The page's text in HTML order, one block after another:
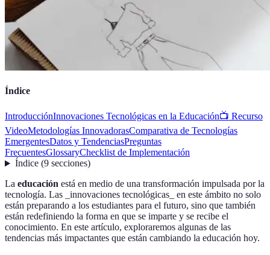
Índice
IntroducciónInnovaciones Tecnológicas en la Educación📺 Recurso
VideoMetodologías InnovadorasComparativa de Tecnologías
EmergentesDatos y TendenciasPreguntas
FrecuentesGlossaryChecklist de Implementación
Índice(9 secciones)
La educación está en medio de una transformación impulsada por la
tecnología. Las _innovaciones tecnológicas_ en este ámbito no solo
están preparando a los estudiantes para el futuro, sino que también
están redefiniendo la forma en que se imparte y se recibe el
conocimiento. En este artículo, exploraremos algunas de las
tendencias más impactantes que están cambiando la educación hoy.